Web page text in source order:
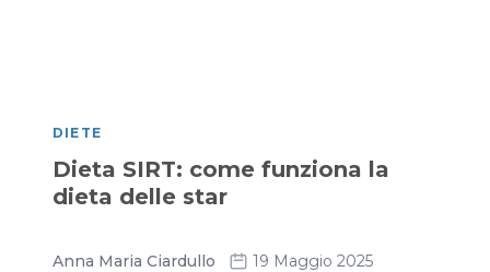
DIETE
Dieta SIRT: come funziona la
dieta delle star
Anna Maria Ciardullo 19 Maggio 2025